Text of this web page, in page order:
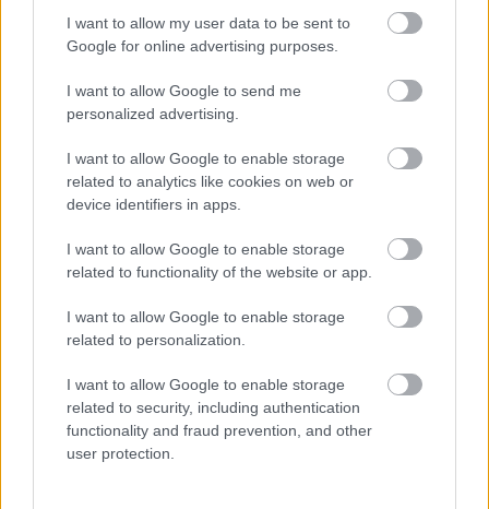
I want to allow my user data to be sent to
Google for online advertising purposes.
I want to allow Google to send me
personalized advertising.
I want to allow Google to enable storage
related to analytics like cookies on web or
device identifiers in apps.
I want to allow Google to enable storage
related to functionality of the website or app.
I want to allow Google to enable storage
related to personalization.
I want to allow Google to enable storage
related to security, including authentication
functionality and fraud prevention, and other
user protection.
Olaszország Zene
AZ EMBERSÉG ÜNNEPE